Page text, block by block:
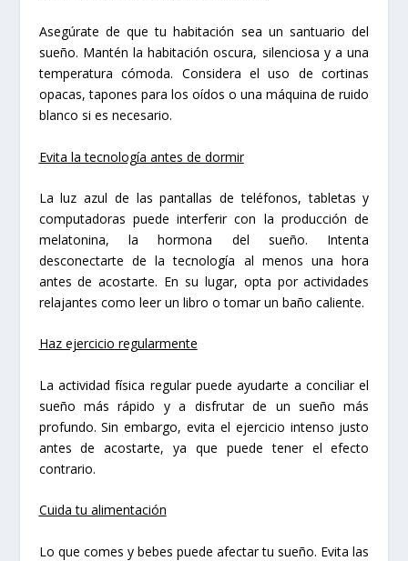
Asegúrate de que tu habitación sea un santuario del
sueño. Mantén la habitación oscura, silenciosa y a una
temperatura cómoda. Considera el uso de cortinas
opacas, tapones para los oídos o una máquina de ruido
blanco si es necesario.
Evita la tecnología antes de dormir
La luz azul de las pantallas de teléfonos, tabletas y
computadoras puede interferir con la producción de
melatonina, la hormona del sueño. Intenta
desconectarte de la tecnología al menos una hora
antes de acostarte. En su lugar, opta por actividades
relajantes como leer un libro o tomar un baño caliente.
Haz ejercicio regularmente
La actividad física regular puede ayudarte a conciliar el
sueño más rápido y a disfrutar de un sueño más
profundo. Sin embargo, evita el ejercicio intenso justo
antes de acostarte, ya que puede tener el efecto
contrario.
Cuida tu alimentación
Lo que comes y bebes puede afectar tu sueño. Evita las